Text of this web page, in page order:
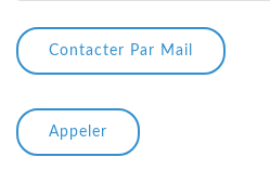
Contacter Par Mail
Appeler